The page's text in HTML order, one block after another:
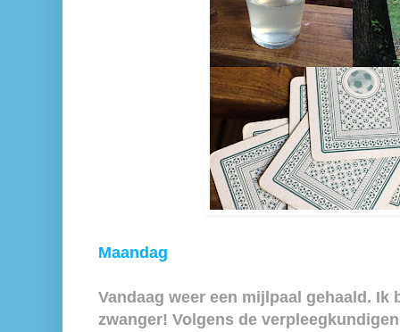
Maandag
Vandaag weer een mijlpaal gehaald. Ik
zwanger! Volgens de